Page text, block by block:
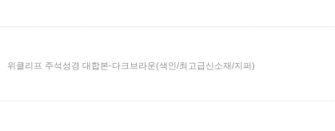
위클리프 주석성경 대합본-다크브라운(색인/최고급신소재/지퍼)